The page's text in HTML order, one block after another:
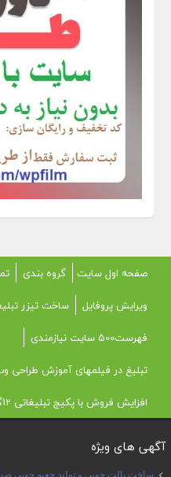
صفحه اول سایت گروه بندی
ویرایش پروفایل
ساخت تیزر
فهرست500 سایت نیازمندی
تبلیغ در فیلمهای آموزش طراحی
افزایش فروش با پکیج تبلیغاتی 12گانه
آگهی های ویژه
ساخت پالت چوبی و تولید جعبه چوبی